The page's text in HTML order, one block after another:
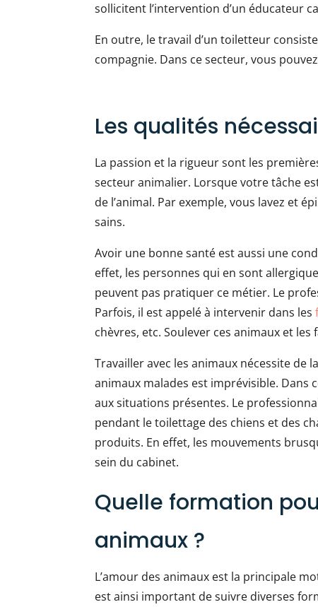
sollicitent l’intervention d’un éducateur
En outre, le travail d’un toiletteur
compagnie. Dans ce secteur, vous
Les qualités
La passion et la rigueur sont les
secteur animalier. Lorsque votre tâche
de l’animal. Par exemple, vous lavez et
sains.
Avoir une bonne santé est aussi une
effet, les personnes qui en sont
peuvent pas pratiquer ce métier. Le
Parfois, il est appelé à intervenir dans les
chèvres, etc. Soulever ces animaux et
Travailler avec les animaux nécessite de
animaux malades est imprévisible. Dans
aux situations présentes. Le
pendant le toilettage des chiens et des
produits. En effet, les mouvements
sein du cabinet.
Quelle formation
animaux ?
L’amour des animaux est la principale
est ainsi important de suivre diverses